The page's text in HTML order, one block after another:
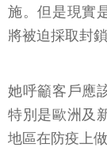
施。但是現實
將被迫採取封鎖
她呼籲客戶應
特別是歐洲及
地區在防疫上